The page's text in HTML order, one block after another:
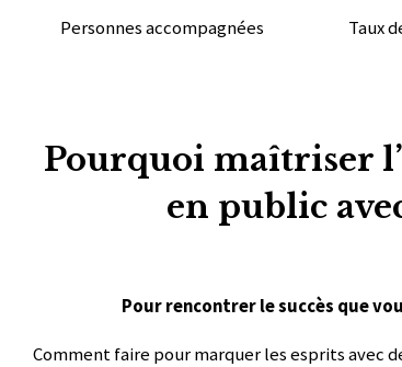
Personnes accompagnées Taux
Pourquoi maîtriser
en public
Pour rencontrer le succès que
Comment faire pour marquer les esprits avec